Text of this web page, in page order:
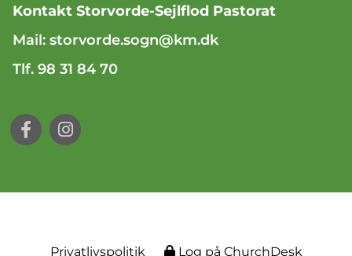
Kontakt Storvorde-Sejlflod Pastorat
Mail: storvorde.sogn@km.dk
Tlf. 98 31 84 70
Privatlivspolitik Log på ChurchDesk